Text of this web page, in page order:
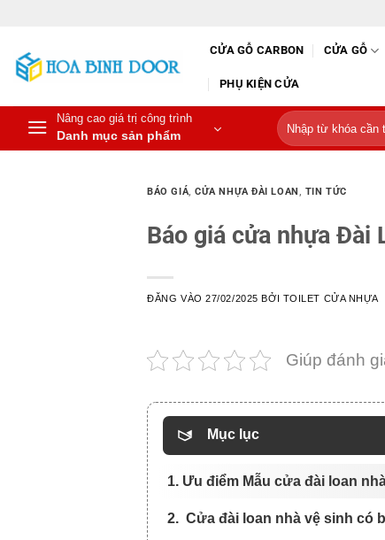
nội
dung
CỬA GỖ CARBON CỬA GỖ
PHỤ KIỆN CỬA
Nâng cao giá trị công trình
Danh mục sản phẩm
Tìm
kiếm:
BÁO GIÁ,CỬA NHỰA ĐÀI LOAN , TIN TỨC
Báo giá cửa nhựa Đài
ĐĂNG VÀO27/02/2025 BỞI TOILET CỬA NHỰA
Giúp đánh
Mục lục
1. Ưu điểm Mẫu cửa đài loan
2. Cửa đài loan nhà vệ sinh có